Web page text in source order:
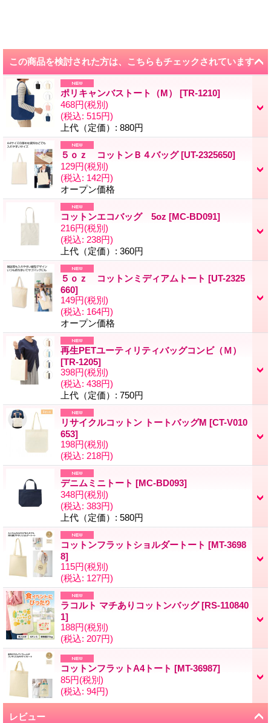
この商品を検討された方は、こちらもチェックされています
ポリキャンバストート（M） [TR-1210]
468円(税別)
(税込: 515円)
上代（定価） : 880円
５ｏｚ コットンＢ４バッグ[UT-2325650]
129円(税別)
(税込: 142円)
オープン価格
コットンエコバッグ 5oz [MC-BD091]
216円(税別)
(税込: 238円)
上代（定価） : 360円
５ｏｚ コットンミディアムトート [UT-2325
660]
149円(税別)
(税込: 164円)
オープン価格
再生PETユーティリティバッグコンビ（Ｍ）
[TR-1205]
398円(税別)
(税込: 438円)
上代（定価） : 750円
リサイクルコットン トートバッグM [CT-V010
653]
198円(税別)
(税込: 218円)
デニムミニトート [MC-BD093]
348円(税別)
(税込: 383円)
上代（定価） : 580円
コットンフラットショルダートート [MT-3698
8]
115円(税別)
(税込: 127円)
ラコルト マチありコットンバッグ[RS-110840
1]
188円(税別)
(税込: 207円)
コットンフラットA4トート [MT-36987]
85円(税別)
(税込: 94円)
レビュー